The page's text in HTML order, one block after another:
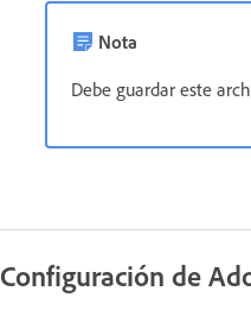
Nota
Debe guardar este
Configuración de